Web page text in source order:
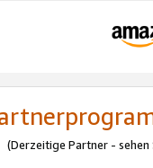
Partner - sehen